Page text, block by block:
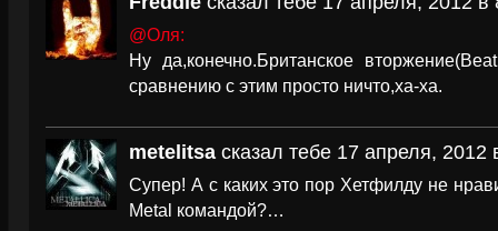
@Оля:
Ну да,конечно.Британское
сравнению с этим просто ничто,ха-ха.
metelitsa сказал тебе 17 апреля, 2012
Супер! А с каких это пор Хетфилду не
Metal командой?…